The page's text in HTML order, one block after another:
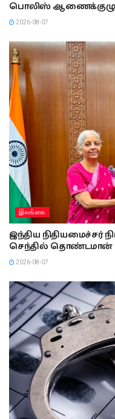
பொலிஸ் ஆணைக்குழு
2026-08-07
இலங்கை
இந்திய நிதியமைச்சர்
செந்தில் தொண்டமான்
2026-08-07